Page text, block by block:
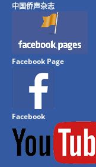
中国侨声杂志
Facebook Page
Facebook